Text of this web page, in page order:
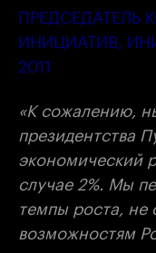
ПРЕДСЕДАТЕЛЬ
ИНИЦИАТИВ,
2011
«К сожалению,
президентства
экономический
случае 2%. Мы
темпы роста, не
возможностям